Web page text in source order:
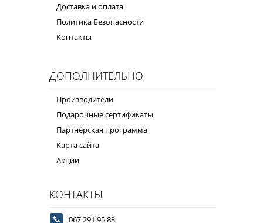
Доставка и оплата
Политика Безопасности
Контакты
ДОПОЛНИТЕЛЬНО
Производители
Подарочные сертификаты
Партнёрская программа
Карта сайта
Акции
КОНТАКТЫ
067 291 95 88